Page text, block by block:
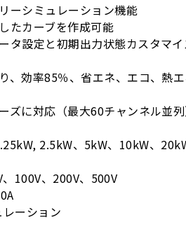
ーシミュレーション機能
たカーブを作成可能
タ設定と初期出力状態カスタマ
、効率85％、省エネ、エコ、熱
ズに対応（最大60チャンネル並列
2.5kW、5kW、10kW、
100V、200V、500V
ーション